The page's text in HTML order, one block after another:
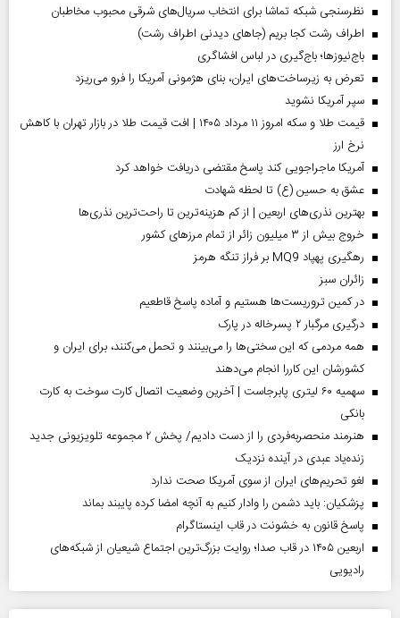
نظرسنجی شبکه تماشا برای انتخاب سریال‌های شرقی محبوب مخاطبان
اطراف رشت کجا بریم (جاهای دیدنی اطراف رشت)
باج‌نیوزها؛ باج‌گیری در لباس افشاگری
تعرض به زیرساخت‌های ایران، بنای هژمونی آمریکا را فرو می‌ریزد
سپر آمریکا نشوید
قیمت طلا و سکه امروز ۱۱ مرداد ۱۴۰۵ | افت قیمت طلا در بازار تهران با کاهش
نرخ ارز
آمریکا ماجراجویی کند پاسخ مقتضی دریافت خواهد کرد
عشق به حسین (ع) تا لحظه شهادت
بهترین نذری‌های اربعین | از کم هزینه‌ترین تا راحت‌ترین نذری‌ها
خروج بیش از ۳ میلیون زائر از تمام مرز‌های کشور
رهگیری پهپاد MQ9 بر فراز تنگه هرمز
‌زائران سبز
در کمین تروریست‌ها هستیم و آماده پاسخ قاطعیم
درگیری مرگبار ۲ پسرخاله در پارک
همه مردمی که این سختی‌ها را می‌بینند و تحمل می‌کنند، برای ایران و
کشورشان این کاررا انجام می‌دهند
سهمیه ۶۰ لیتری پابرجاست | آخرین وضعیت اتصال کارت سوخت به کارت
بانکی
هنرمند منحصر‌به‌فردی را از دست دادیم/ پخش ۲ مجموعه تلویزیونی جدید
زنده‌یاد عبدی در آینده نزدیک
لغو تحریم‌های ایران از سوی آمریکا صحت ندارد
پزشکیان: باید دشمن را وادار کنیم به آنچه امضا کرده پایبند بماند
پاسخ قانون به خشونت در قاب اینستاگرام
اربعین ۱۴۰۵ در قاب صدا؛ روایت بزرگ‌ترین اجتماع شیعیان از شبکه‌های
رادیویی